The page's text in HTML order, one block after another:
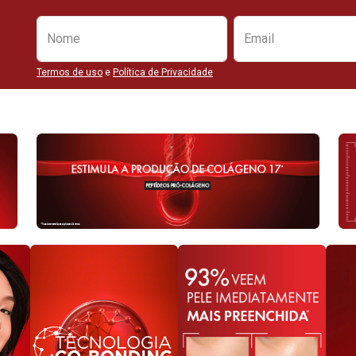
Preencha o formulário abaixo para
Nome Email
Termos de uso e Política de Privacidade